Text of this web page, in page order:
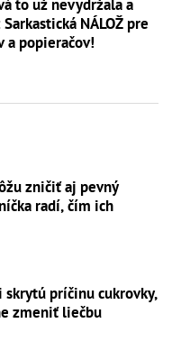
to už nevydržala a
NÁLOŽ pre
a popieračov!
zničiť aj pevný
radí, čím ich
príčinu cukrovky,
zmeniť liečbu